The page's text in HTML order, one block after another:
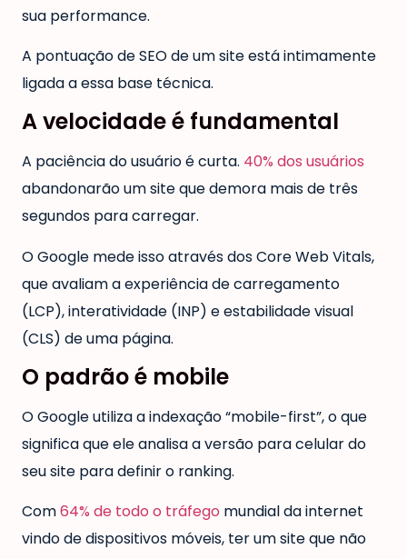
sua performance.
A pontuação de SEO de um site está intimamente
ligada a essa base técnica.
A velocidade é fundamental
A paciência do usuário é curta. 40% dos usuários
abandonarão um site que demora mais de três
segundos para carregar.
O Google mede isso através dos Core Web Vitals,
que avaliam a experiência de carregamento
(LCP), interatividade (INP) e estabilidade visual
(CLS) de uma página.
O padrão é mobile
O Google utiliza a indexação “mobile-first”, o que
significa que ele analisa a versão para celular do
seu site para definir o ranking.
Com64% de todo o tráfego mundial da internet
vindo de dispositivos móveis, ter um site que não